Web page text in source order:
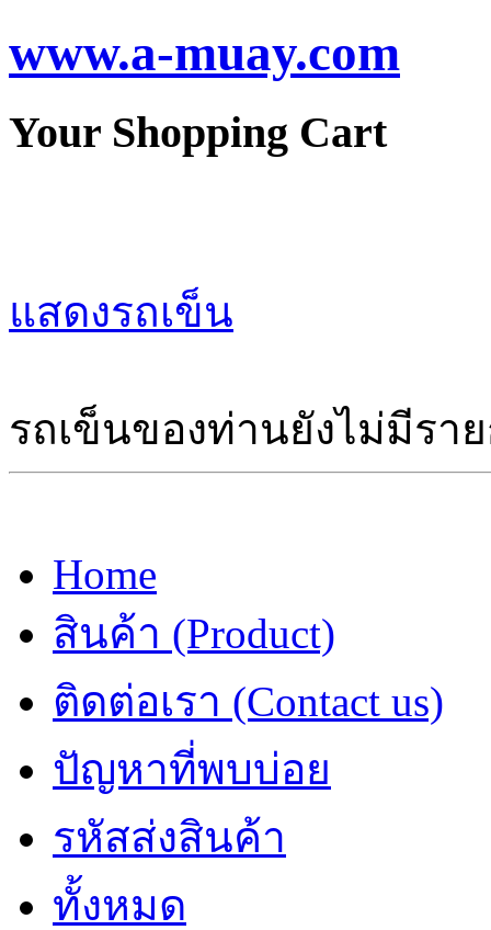
www.a-muay.com
Your Shopping Cart
แสดงรถเข็น
รถเข็นของท่านยังไม่มีรา
Home
สินค้า (Product)
ติดต่อเรา (Contact us)
ปัญหาที่พบบ่อย
รหัสส่งสินค้า
ทั้งหมด